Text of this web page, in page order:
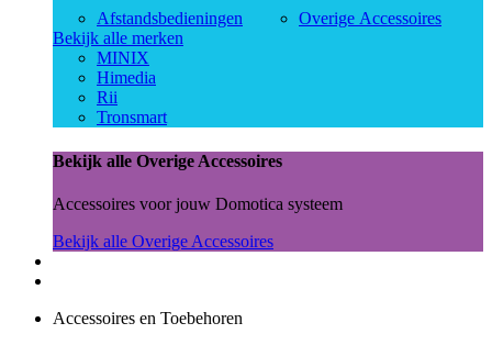
Afstandsbedieningen
Overige Accessoires
Bekijk alle merken
MINIX
Himedia
Rii
Tronsmart
Bekijk alle Overige Accessoires
Accessoires voor jouw Domotica systeem
Bekijk alle Overige Accessoires
Accessoires en Toebehoren